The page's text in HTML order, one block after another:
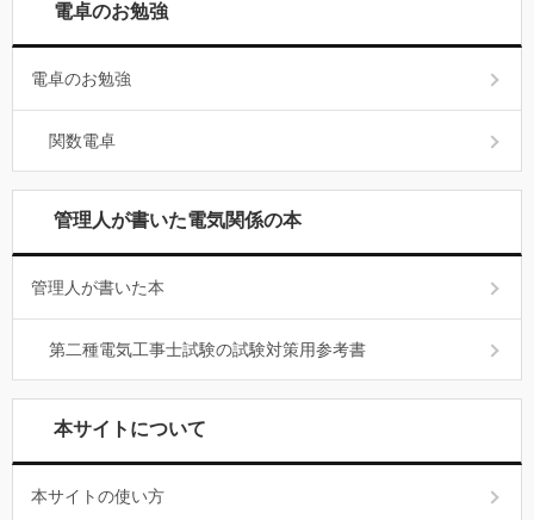
電卓のお勉強
電卓のお勉強
関数電卓
管理人が書いた電気関係の本
管理人が書いた本
第二種電気工事士試験の試験対策用参考書
本サイトについて
本サイトの使い方